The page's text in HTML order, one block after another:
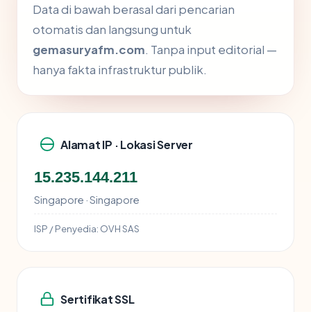
Data di bawah berasal dari pencarian
otomatis dan langsung untuk
gemasuryafm.com. Tanpa input editorial —
hanya fakta infrastruktur publik.
Alamat IP · Lokasi Server
15.235.144.211
Singapore · Singapore
ISP / Penyedia: OVH SAS
Sertifikat SSL